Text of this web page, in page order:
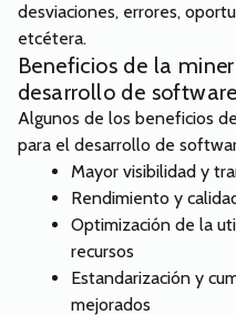
desviaciones, errores,
etcétera.
Beneficios de la
desarrollo de software
Algunos de los beneficios
para el desarrollo de
Mayor visibilidad y
Rendimiento y
Optimización de la
recursos
Estandarización y
mejorados